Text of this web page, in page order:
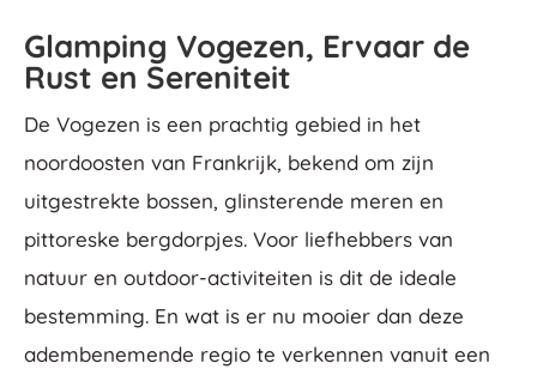
Glamping Vogezen, Ervaar de
Rust en Sereniteit
De Vogezen is een prachtig gebied in het
noordoosten van Frankrijk, bekend om zijn
uitgestrekte bossen, glinsterende meren en
pittoreske bergdorpjes. Voor liefhebbers van
natuur en outdoor-activiteiten is dit de ideale
bestemming. En wat is er nu mooier dan deze
adembenemende regio te verkennen vanuit een